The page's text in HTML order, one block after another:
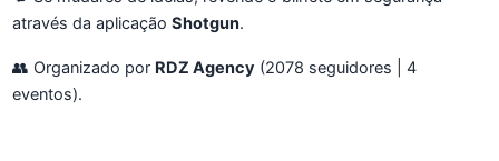
através da aplicação Shotgun.
👥 Organizado por RDZ Agency (2078 seguidores | 4
eventos).